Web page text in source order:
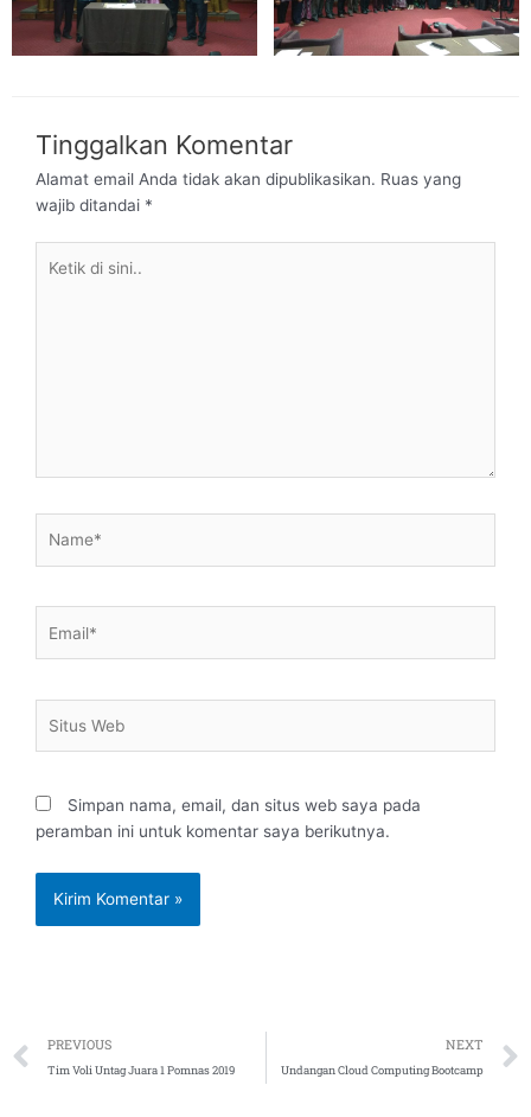
Tinggalkan Komentar
Alamat email Anda tidak akan dipublikasikan. Ruas yang
wajib ditandai *
Web
Simpan nama, email, dan situs web saya pada
peramban ini untuk komentar saya berikutnya.
Prev
PREVIOUS
Tim Voli Untag Juara 1 Pomnas 2019
NEXT
Undangan Cloud Computing Bootcamp